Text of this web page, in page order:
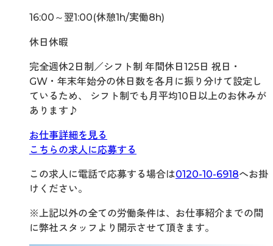
16:00～翌1:00(休憩1h/実働8h)
休日休暇
完全週休2日制／シフト制 年間休日125日 祝日・
GW・年末年始分の休日数を各月に振り分けて設定し
ているため、 シフト制でも月平均10日以上のお休みが
あります♪
お仕事詳細を見る
こちらの求人に応募する
この求人に電話で応募する場合は0120-10-6918へお掛
けください。
※上記以外の全ての労働条件は、お仕事紹介までの間
に弊社スタッフより開示させて頂きます。